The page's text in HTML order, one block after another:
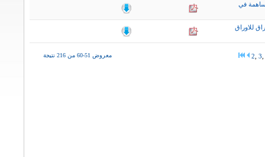
في
للاوراق
معروض 51-60 من 216 نتيجة 2 3